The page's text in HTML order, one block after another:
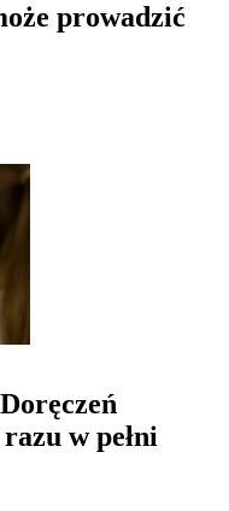
prowadzić
w pełni